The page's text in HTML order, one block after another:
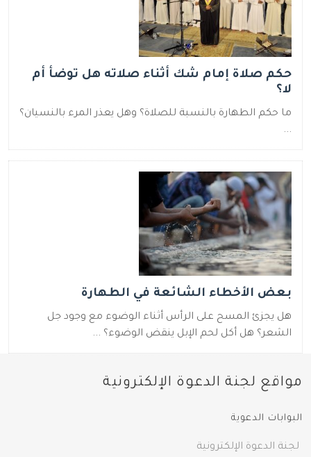
حكم صلاة إمام شك أثناء صلاته هل توضأ أم
لا؟
ما حكم الطهارة بالنسبة للصلاة؟ وهل يعذر المرء بالنسيان؟
...
بعض الأخطاء الشائعة في الطهارة
هل يجزئ المسح على الرأس أثناء الوضوء مع وجود جل
الشعر؟ هل أكل لحم الإبل ينقض الوضوء؟ ...
مواقع لجنة الدعوة الإلكترونية
البوابات الدعوية
لجنة الدعوة الإلكترونية